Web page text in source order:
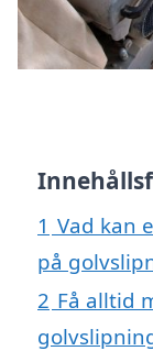
1 Vad kan
på
2 Få alltid